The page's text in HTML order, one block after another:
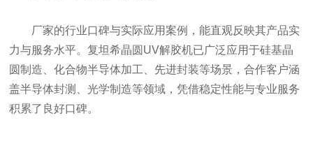
厂家的行业口碑与实际应用案例，能直观反映其产品实
力与服务水平。复坦希晶圆UV解胶机已广泛应用于硅基晶
圆制造、化合物半导体加工、先进封装等场景，合作客户涵
盖半导体封测、光学制造等领域，凭借稳定性能与专业服务
积累了良好口碑。